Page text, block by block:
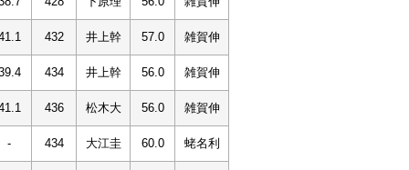
432 井上幹 57.0 雑賀伸
434 井上幹 56.0 雑賀伸
436 松木大 56.0 雑賀伸
- 434 大江圭 60.0 蛯名利